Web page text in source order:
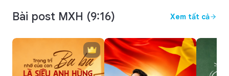
Bài post MXH (9:16) Xem tất cả